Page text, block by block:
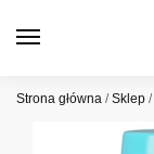
Strona główna /Sklep /